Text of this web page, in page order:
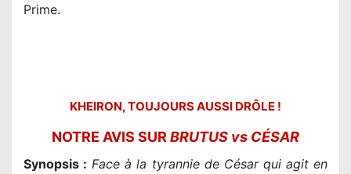
Prime.
KHEIRON, TOUJOURS AUSSI DRÔLE !
NOTRE AVIS SUR BRUTUS vs CÉSAR
Synopsis : Face à la tyrannie de César qui agit en